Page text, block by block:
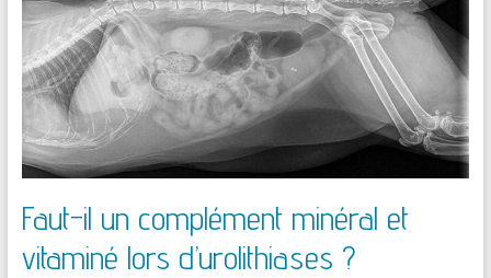
Faut-il un complément minéral et
vitaminé lors d’urolithiases ?